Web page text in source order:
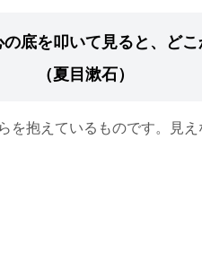
底を叩いて見ると、どこ
（夏目漱石）
を抱えているものです。見